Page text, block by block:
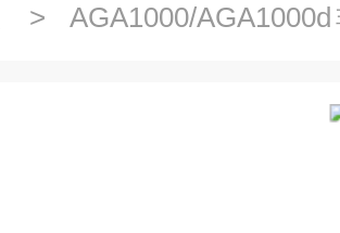
> AGA1000/